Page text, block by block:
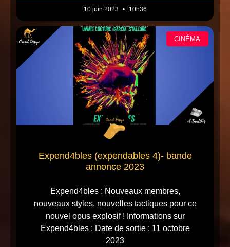
10 juin 2023 10h36
CINÉMA
Expend4bles (expendables 4)- bande
annonce 2023
Expend4bles : Nouveaux membres,
nouveaux styles, nouvelles tactiques pour ce
nouvel opus explosif ! Informations sur
Expend4bles : Date de sortie : 11 octobre
2023